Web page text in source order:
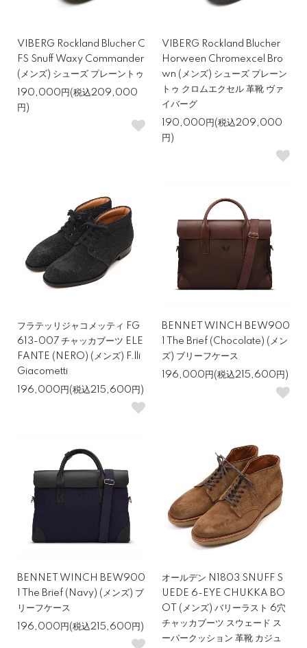
VIBERG Rockland Blucher C
FS Snuff Waxy Commander
(メンズ) シューズ プレーントゥ
190,000円(税込209,000
円)
VIBERG Rockland Blucher
Horween Chromexcel Bro
wn (メンズ) シューズ プレーン
トゥ クロムエクセル 革靴 ヴァ
イバーグ
190,000円(税込209,000
円)
フラテッリジャコメッティ FG
613-007 チャッカブーツ ELE
FANTE (NERO) (メンズ) F.lli
Giacometti
196,000円(税込215,600円)
BENNET WINCH BEW900
1 The Brief (Chocolate) (メン
ズ) ブリーフケース
196,000円(税込215,600円)
BENNET WINCH BEW900
1 The Brief (Navy) (メンズ) ブ
リーフケース
196,000円(税込215,600円)
オールデン N1803 SNUFF S
UEDE 6-EYE CHUKKA BO
OT (メンズ) バリーラスト 6穴
チャッカブーツ スウェード ス
ーパークッション 革靴 カジュ